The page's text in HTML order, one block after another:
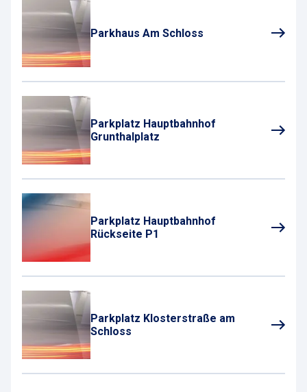
Parkhaus Am Schloss
Parkplatz Hauptbahnhof
Grunthalplatz
Parkplatz Hauptbahnhof
Rückseite P1
Parkplatz Klosterstraße am
Schloss